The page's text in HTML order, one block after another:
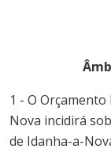
1 - O Orçamento
Nova incidirá
de Idanha-a-